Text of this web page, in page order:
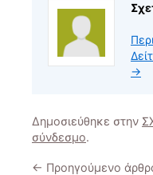
→
Δημοσιεύθηκε στην
σύνδεσμο.
← Προηγούμενο